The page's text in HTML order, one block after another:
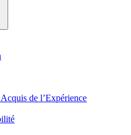
de l’Expérience